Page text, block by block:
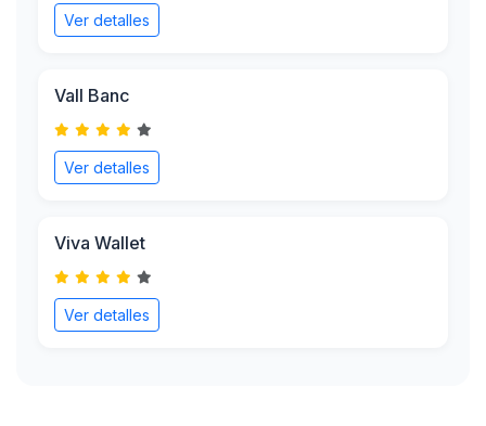
Ver detalles
Vall Banc
Ver detalles
Viva Wallet
Ver detalles